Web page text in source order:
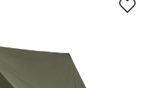
for å gjøre turen